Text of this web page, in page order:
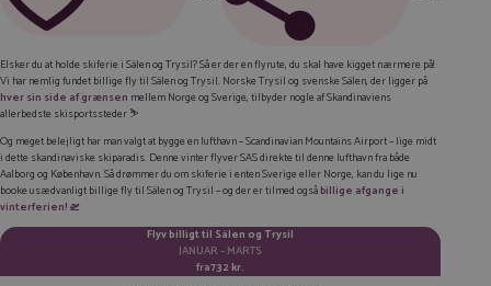
LINKEDIN
E-MAIL
Elsker du at holde skiferie i Sälen og Trysil? Så er der en flyrute, du skal have kigget nærmere på!
Vi har nemlig fundet billige fly til Sälen og Trysil. Norske Trysil og svenske Sälen, der ligger på
hver sin side af grænsen mellem Norge og Sverige, tilbyder nogle af Skandinaviens
allerbedste skisportssteder ⛷️
Og meget belejligt har man valgt at bygge en lufthavn – Scandinavian Mountains Airport – lige midt
i dette skandinaviske skiparadis. Denne vinter flyver SAS direkte til denne lufthavn fra både
Aalborg og København. Så drømmer du om skiferie i enten Sverige eller Norge, kan du lige nu
booke usædvanligt billige fly til Sälen og Trysil – og der er tilmed ogsåbillige afgange i
vinterferien! 🛫
Flyv billigt til Sälen og Trysil
JANUAR – MARTS
fra732 kr.